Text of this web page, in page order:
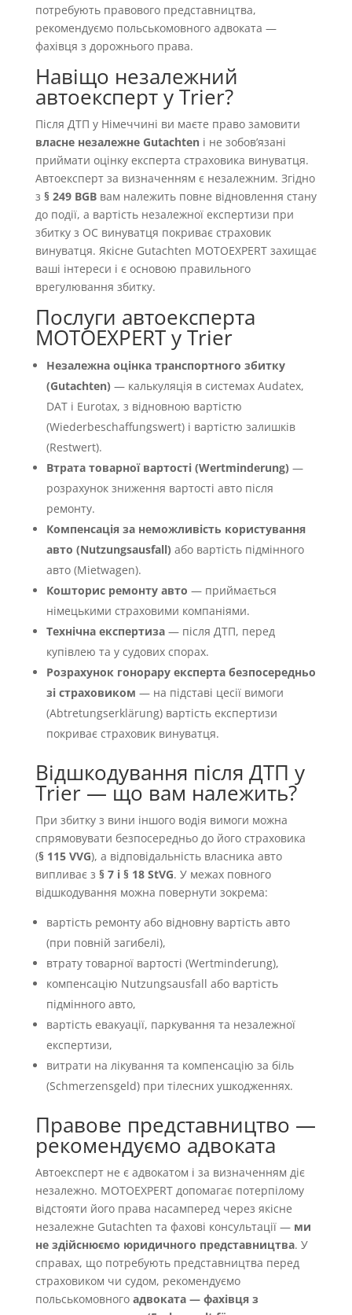
потребують правового представництва,
рекомендуємо польськомовного адвоката —
фахівця з дорожнього права.
Навіщо незалежний
автоексперт у Trier?
Після ДТП у Німеччині ви маєте право замовити
власне незалежне Gutachtenі не зобовʼязані
приймати оцінку експерта страховика винуватця.
Автоексперт за визначенням є незалежним. Згідно
з § 249 BGBвам належить повне відновлення стану
до події, а вартість незалежної експертизи при
збитку з OC винуватця покриває страховик
винуватця. Якісне Gutachten MOTOEXPERT захищає
ваші інтереси і є основою правильного
врегулювання збитку.
Послуги автоексперта
MOTOEXPERT у Trier
Незалежна оцінка транспортного збитку
(Gutachten) — калькуляція в системах Audatex,
DAT і Eurotax, з відновною вартістю
(Wiederbeschaffungswert) і вартістю залишків
(Restwert).
Втрата товарної вартості (Wertminderung) —
розрахунок зниження вартості авто після
ремонту.
Компенсація за неможливість користування
авто (Nutzungsausfall) або вартість підмінного
авто (Mietwagen).
Кошторис ремонту авто — приймається
німецькими страховими компаніями.
Технічна експертиза— після ДТП, перед
купівлею та у судових спорах.
Розрахунок гонорару експерта безпосередньо
зі страховиком — на підставі цесії вимоги
(Abtretungserklärung) вартість експертизи
покриває страховик винуватця.
Відшкодування після ДТП у
Trier — що вам належить?
При збитку з вини іншого водія вимоги можна
спрямовувати безпосередньо до його страховика
(§ 115 VVG), а відповідальність власника авто
випливає з § 7 і § 18 StVG. У межах повного
відшкодування можна повернути зокрема:
вартість ремонту або відновну вартість авто
(при повній загибелі),
втрату товарної вартості (Wertminderung),
компенсацію Nutzungsausfall або вартість
підмінного авто,
вартість евакуації, паркування та незалежної
експертизи,
витрати на лікування та компенсацію за біль
(Schmerzensgeld) при тілесних ушкодженнях.
Правове представництво —
рекомендуємо адвоката
Автоексперт не є адвокатом і за визначенням діє
незалежно. MOTOEXPERT допомагає потерпілому
відстояти його права насамперед через якісне
незалежне Gutachten та фахові консультації — ми
не здійснюємо юридичного представництва. У
справах, що потребують представництва перед
страховиком чи судом, рекомендуємо
польськомовного адвоката — фахівця з